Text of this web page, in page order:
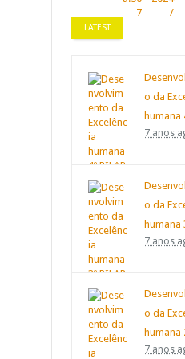
LATEST
o da
humana
7 anos
o da
humana
7 anos
o da
humana
7 anos